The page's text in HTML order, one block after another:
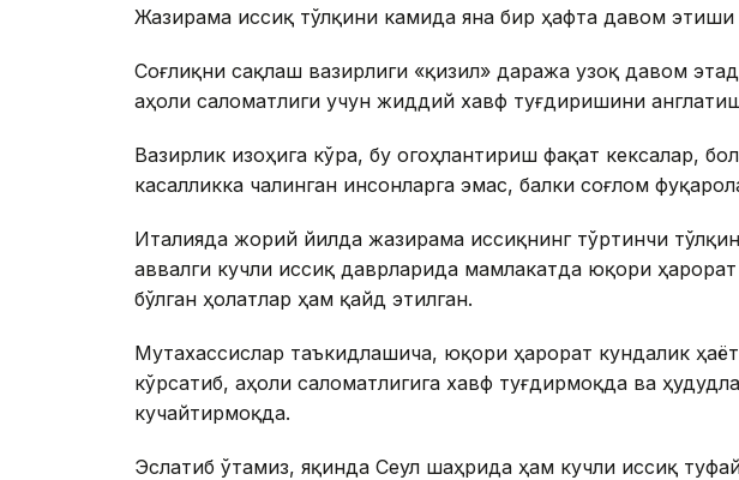
Жазирама иссиқ тўлқини камида яна бир ҳафта давом этиши
Соғлиқни сақлаш вазирлиги «қизил» даража узоқ давом
аҳоли саломатлиги учун жиддий хавф туғдиришини
Вазирлик изоҳига кўра, бу огоҳлантириш фақат кексалар,
касалликка чалинган инсонларга эмас, балки соғлом
Италияда жорий йилда жазирама иссиқнинг тўртинчи
аввалги кучли иссиқ даврларида мамлакатда юқори
бўлган ҳолатлар ҳам қайд этилган.
Мутахассислар таъкидлашича, юқори ҳарорат кундалик
кўрсатиб, аҳоли саломатлигига хавф туғдирмоқда ва
кучайтирмоқда.
Эслатиб ўтамиз, яқинда Сеул шаҳрида ҳам кучли иссиқ